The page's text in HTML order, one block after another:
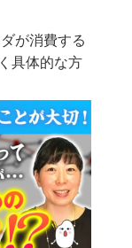
が消費する
具体的な方